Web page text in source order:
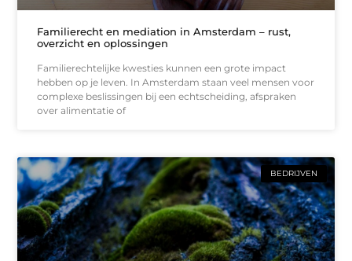
Familierecht en mediation in Amsterdam – rust,
overzicht en oplossingen
Familierechtelijke kwesties kunnen een grote impact
hebben op je leven. In Amsterdam staan veel mensen voor
complexe beslissingen bij een echtscheiding, afspraken
over alimentatie of
BEDRIJVEN